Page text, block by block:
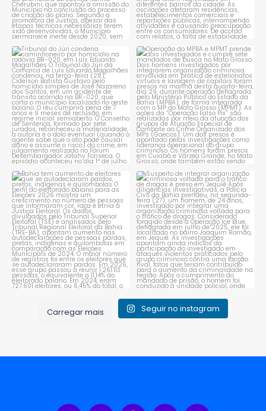
Tribunal do Júri condena
caminhoneiro por...
1 0
Operação do MPBA e MPMT
prende dois investigados e...
1 0
Bahia tem aumento de eleitores
que se autodeclaram...
1 0
Suspeito de integrar
organização criminosa
voltada...
1 0
Carregar mais Seguir no instagram